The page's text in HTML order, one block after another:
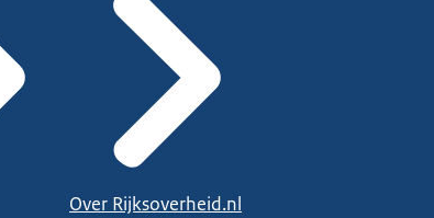
Over Rijksoverheid.nl